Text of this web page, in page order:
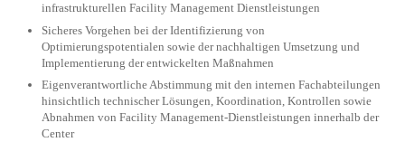
infrastrukturellen Facility Management Dienstleistungen
Sicheres Vorgehen bei der Identifizierung von
Optimierungspotentialen sowie der nachhaltigen Umsetzung und
Implementierung der entwickelten Maßnahmen
Eigenverantwortliche Abstimmung mit den internen Fachabteilungen
hinsichtlich technischer Lösungen, Koordination, Kontrollen sowie
Abnahmen von Facility Management-Dienstleistungen innerhalb der
Center